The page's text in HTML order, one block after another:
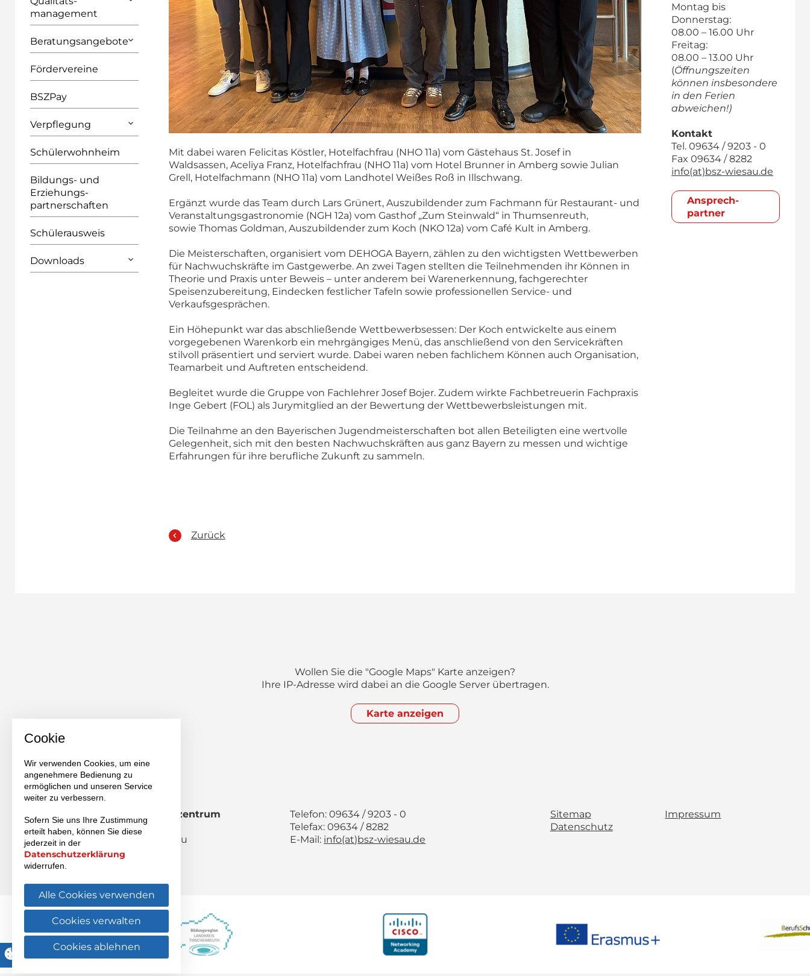
management
Beratungsangebote
Fördervereine
BSZPay
Verpflegung
Schülerwohnheim
Bildungs- und
Erziehungs­
partnerschaften
Schülerausweis
Downloads
Mit dabei waren Felicitas Köstler, Hotelfachfrau (NHO 11a) vom Gästehaus St. Josef in
Waldsassen, Aceliya Franz, Hotelfachfrau (NHO 11a) vom Hotel Brunner in Amberg sowie Julian
Grell, Hotelfachmann (NHO 11a) vom Landhotel Weißes Roß in Illschwang.
Ergänzt wurde das Team durch Lars Grünert, Auszubildender zum Fachmann für Restaurant- und
Veranstaltungsgastronomie (NGH 12a) vom Gasthof „Zum Steinwald“ in Thumsenreuth,
sowie Thomas Goldman, Auszubildender zum Koch (NKO 12a) vom Café Kult in Amberg.
Die Meisterschaften, organisiert vom DEHOGA Bayern, zählen zu den wichtigsten Wettbewerben
für Nachwuchskräfte im Gastgewerbe. An zwei Tagen stellten die Teilnehmenden ihr Können in
Theorie und Praxis unter Beweis – unter anderem bei Warenerkennung, fachgerechter
Speisenzubereitung, Eindecken festlicher Tafeln sowie professionellen Service- und
Verkaufsgesprächen.
Ein Höhepunkt war das abschließende Wettbewerbsessen: Der Koch entwickelte aus einem
vorgegebenen Warenkorb ein mehrgängiges Menü, das anschließend von den Servicekräften
stilvoll präsentiert und serviert wurde. Dabei waren neben fachlichem Können auch Organisation,
Teamarbeit und Auftreten entscheidend.
Begleitet wurde die Gruppe von Fachlehrer Josef Bojer. Zudem wirkte Fachbetreuerin Fachpraxis
Inge Gebert (FOL) als Jurymitglied an der Bewertung der Wettbewerbsleistungen mit.
Die Teilnahme an den Bayerischen Jugendmeisterschaften bot allen Beteiligten eine wertvolle
Gelegenheit, sich mit den besten Nachwuchskräften aus ganz Bayern zu messen und wichtige
Erfahrungen für ihre berufliche Zukunft zu sammeln.
Zurück
Montag bis
Donnerstag:
08.00 – 16.00 Uhr
Freitag:
08.00 – 13.00 Uhr
(Öffnungszeiten
können insbesondere
in den Ferien
abweichen!)
Kontakt
Tel. 09634 / 9203 - 0
Fax 09634 / 8282
info(at)bsz-wiesau.de
Ansprech­
partner
Wollen Sie die "Google Maps" Karte anzeigen?
Ihre IP-Adresse wird dabei an die Google Server übertragen.
Karte anzeigen
Staatliches Berufliches Schulzentrum
Wiesau
Pestalozzistraße 2, 95676 Wiesau
Schulanmeldung BSZ
Telefon: 09634 / 9203 - 0
Telefax: 09634 / 8282
E-Mail: info(at)bsz-wiesau.de
Sitemap
Impressum
Datenschutz
Cookie
Wir verwenden Cookies, um eine
angenehmere Bedienung zu
ermöglichen und unseren Service
weiter zu verbessern.
Sofern Sie uns Ihre Zustimmung
erteilt haben, können Sie diese
jederzeit in der
Datenschutzerklärung
widerrufen.
Alle Cookies verwenden
Cookies verwalten
Cookies ablehnen